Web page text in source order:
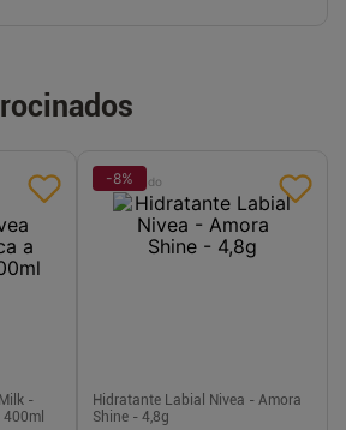
-
400ml
Patrocinado
-8%
Hidratante Labial Nivea - Amora
Shine - 4,8g